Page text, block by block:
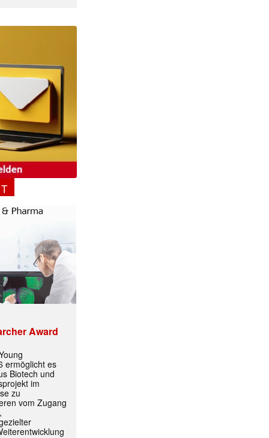
Award
ermöglicht es
Biotech und
im
zu
vom Zugang